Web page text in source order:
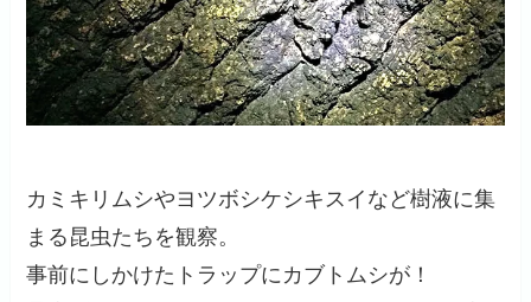
カミキリムシやヨツボシケシキスイなど樹液に集
まる昆虫たちを観察。
事前にしかけたトラップにカブトムシが！